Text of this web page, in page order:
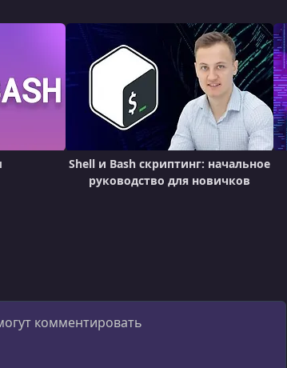
Shell и Bash скриптинг: начальное
руководство для новичков